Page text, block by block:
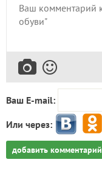
Ваш E-mail:
Или через:
добавить комментарий